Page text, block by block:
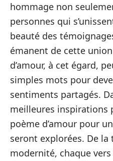
hommage non
personnes qui
beauté des
émanent de cette
d’amour, à cet égard,
simples mots pour
sentiments partagés.
meilleures inspirations
poème d’amour pour
seront explorées. De
modernité, chaque